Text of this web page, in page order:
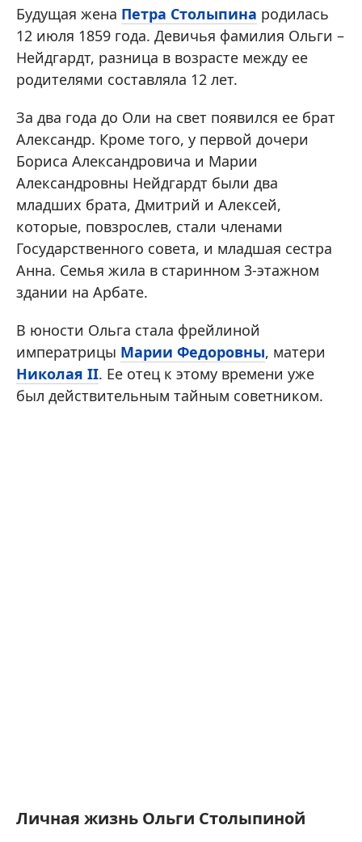
Будущая жена Петра Столыпина родилась
12 июля 1859 года. Девичья фамилия Ольги –
Нейдгардт, разница в возрасте между ее
родителями составляла 12 лет.
За два года до Оли на свет появился ее брат
Александр. Кроме того, у первой дочери
Бориса Александровича и Марии
Александровны Нейдгардт были два
младших брата, Дмитрий и Алексей,
которые, повзрослев, стали членами
Государственного совета, и младшая сестра
Анна. Семья жила в старинном 3-этажном
здании на Арбате.
В юности Ольга стала фрейлиной
императрицы Марии Федоровны, матери
Николая II. Ее отец к этому времени уже
был действительным тайным советником.
Личная жизнь Ольги Столыпиной